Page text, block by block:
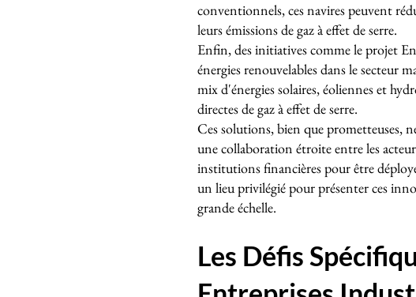
conventionnels, ces navires peuvent
leurs émissions de gaz à effet de serre.
Enfin, des initiatives comme le projet
énergies renouvelables dans le secteur
mix d'énergies solaires, éoliennes et
directes de gaz à effet de serre.
Ces solutions, bien que prometteuses,
une collaboration étroite entre les
institutions financières pour être
un lieu privilégié pour présenter ces
grande échelle.
Les Défis